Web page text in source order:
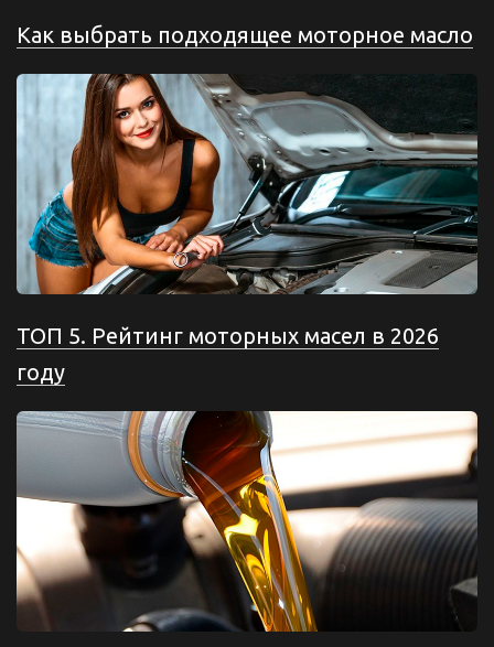
Как выбрать подходящее моторное масло
ТОП 5. Рейтинг моторных масел в 2026
году